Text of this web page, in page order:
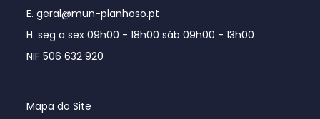
E. geral@mun-planhoso.pt
H. seg a sex 09h00 - 18h00 sáb 09h00 - 13h00
NIF 506 632 920
Mapa do Site